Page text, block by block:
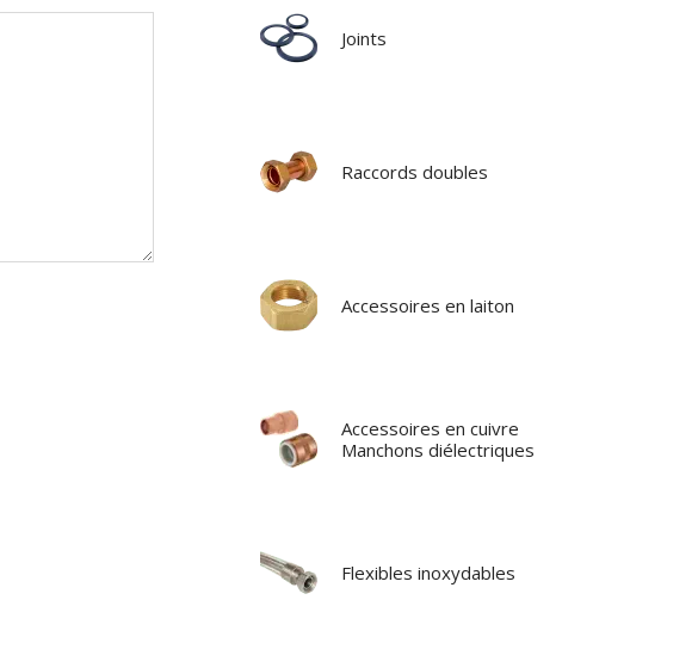
Joints
Raccords doubles
Accessoires en laiton
Accessoires en cuivre
Manchons diélectriques
Flexibles inoxydables